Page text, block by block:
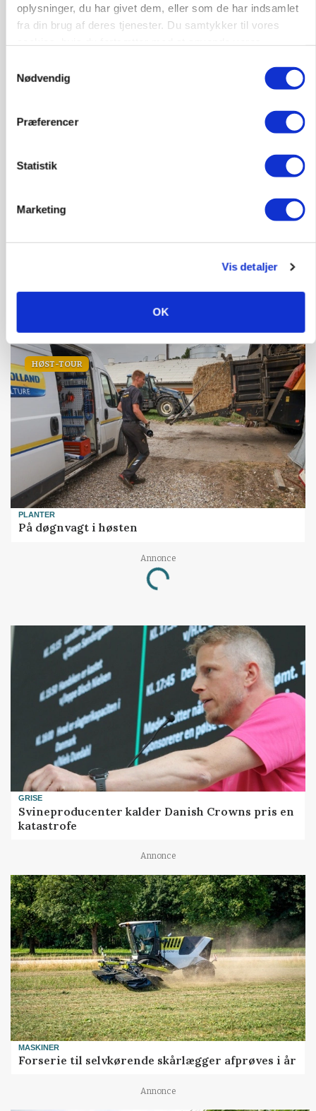
oplysninger, du har givet dem, eller som de har indsamlet
fra din brug af deres tjenester. Du samtykker til vores
Nødvendig
Præferencer
Statistik
Marketing
Vis detaljer
OK
opformeringsprofil afhænder jord for 85
MARKEDSFOKUS
Nye aktierekorder – og den brutale lektie fra et
HØST-TOUR
PLANTER
På døgnvagt i høsten
Annonce
Loading...
GRISE
Svineproducenter kalder Danish Crowns pris en
katastrofe
Annonce
MASKINER
Forserie til selvkørende skårlægger afprøves i år
Annonce